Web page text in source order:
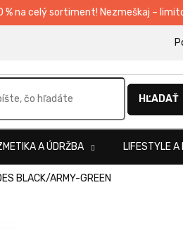
na celý sortiment! Nezmeškaj –
HĽADAŤ
A ÚDRŽBA LIFESTYLE A
BLACK/ARMY-GREEN